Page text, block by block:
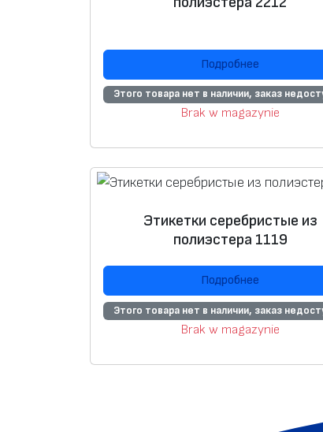
Подробнее
Этого товара нет в наличии, заказ
Brak w magazynie
Этикетки серебристые из
полиэстера 1119
Подробнее
Этого товара нет в наличии, заказ
Brak w magazynie